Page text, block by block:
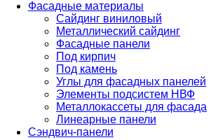
Фасадные материалы
Сайдинг виниловый
Металлический сайдинг
Фасадные панели
Под кирпич
Под камень
Углы для фасадных панелей
Элементы подсистем НВФ
Металлокассеты для фасада
Линеарные панели
Сэндвич-панели